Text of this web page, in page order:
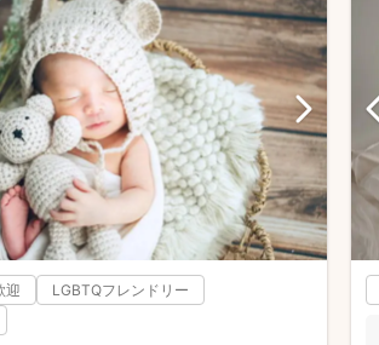
迎
LGBTQフレンドリー